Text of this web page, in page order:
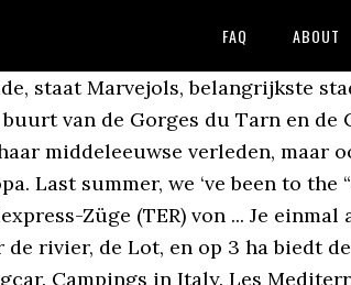
FAQ ABOUT
speciaal voor kampeerders, Hét magazine voor de kampeerder, vol tests, reportages en kampeernieuws, Bestel alle producten voor uw kampeervakantie vanuit uw luie stoel, Meer dan 9.900 campings in 30 landen Jaarlijks door ACSI geïnspecteerd, Veilig en eenvoudig te boeken Kampeerplaatsen én huuraccommodaties, Ruim 200 filtermogelijkheden Meer dan 100.000 betrouwbare campingbeoordelingen, Frankrijk - Languedoc-Roussillon - Lozère - Marvejols. ... Outcamp heeft Referenced voor u 1 campings in de buurt Marvejols voor uw volgende verblijf. De plus nous n'avons pas été prévenu de ces mesures. Alle campings in Lozère met uitgebreide filter mogelijkheden, zoals waterglijbaan, overdekt zwembad, wifi, Nederlandse eigenaar, aantal plaatsen, aantal sterren, verhuur van accommodatie, etc. Verreweg de meeste campings in Lozère bevinden zich in het zuidelijke gedeelte, dat behoort tot het Cevennengebergte. Camping De Castelbouc, Campingplatz, ist in Lozère. ... Campings con reserva online únicamente Vakantiepark Les Légendes du Gévaudan in Marvejols, Lozère, Frankrijk. Zoeken naar diensten, zijn op de kaart, faciliteiten. Pour vos loisirs aquatiques, vous bénéficiez sur place d'une piscine de plein-air. Opening period : From 01 01 2020 to 31 12 2020. Lijst van de campings in Marvejols, Lozère. Camping Le Tivoli, Campingplatz, ist in Lozère. Camping Marvejols . 11, Place du Barry, Marvejols, Lozère. Städte. Kamperen in Lozère? Zoeken. Gut 26 jährlich inspizierte Campingplätze: Lozère, Frankreich. Choosing a camping holiday in Lozère means spending time in one of France’s most beautiful and unspoilt regions. Hotel calme. In 23 km* from Marvejols ☰ In Lozère, at the heart of Gorges du Tarn, UNESCO world heritage, between Saint Enimie and Ispagnac, near the National park of the Cévennes and at 1h from the viaduct of Millau, we propose you the rent of 2 holiday homes of a capacity from 4 to 10 people. 12 Bewertungen um Ihnen zu helfen den Campingplatz zu finden der zu Ihnen passt. Regionen. Camping Municipal von Mapcarta, die freie Karte. Auf dieser Website verwenden wir Cookies gemäß unserer Cookie-Richtlinien und unserer Datenschutzerklärung. Find your rental or your campsite location near Marvejols. Presentation; Prices; Reception. le commerce campus-lozère est classé comme epiceries et alimentaire dans la rubrique boutiques. Voor al uw weekends of kampeervakanties in Frankrijk, . Vindt uw accommodatie of kampeerplaats in de buurt van Marvejols. Le Clos des Peupliers is een familiale en gezellige camping in Barjac, op 652m hoogte en tussen Mende en Marvejols in de Lozère.. Begrensd door de rivier, de Lot, en op 3 ha biedt de Clos des Peupliers 85 ruime en schaduwvolle staanplaatsen voor tent, caravan of campingcar. Phone; La boulangerie d'Henri IV avec sa grande salle et ses mange-debout vous accueille pour savourer ses pâtisseries et